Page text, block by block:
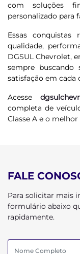
com soluções
personalizado para
Essas
qualidade,
DGSUL Chevrolet,
sempre buscando
satisfação em cada
Acesse
completa de
Classe A e o
FALE
Para solicitar mais
formulário abaixo
rapidamente.